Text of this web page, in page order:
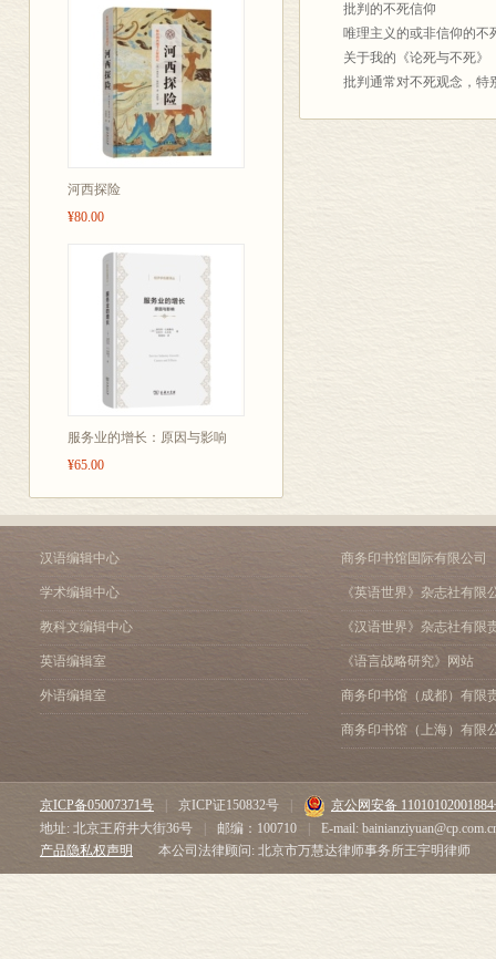
河西探险
¥80.00
服务业的增长：原因与影响
¥65.00
批判的不死信仰
唯理主义的或非信仰的不
关于我的《论死与不死》
批判通常对不死观念，特
汉语编辑中心
学术编辑中心
教科文编辑中心
英语编辑室
外语编辑室
商务印书馆国际有限公司
《英语世界》杂志社有限
《汉语世界》杂志社有限
《语言战略研究》网站
商务印书馆（成都）有限
商务印书馆（上海）有限
京ICP备05007371号 京ICP证150832号
京公网安备
地址: 北京王府井大街36号
邮编：100710
E-mail:
产品隐私权声明
本公司法律顾问: 北京市万慧达律师事务所王宇明律师